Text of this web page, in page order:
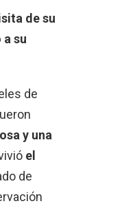
de su
su
de
y una
el
de